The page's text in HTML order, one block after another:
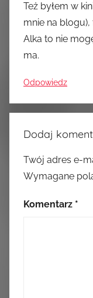
Też byłem w
mnie na
Alka to nie
ma.
Odpowiedz
Dodaj
Twój adres e-
Wymagane
Komentarz *